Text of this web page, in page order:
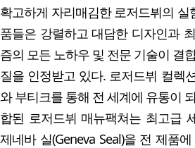
확고하게 자리매김한 로저드뷔의
품들은 강렬하고 대담한 디자인과
즘의 모든 노하우 및 전문 기술이 결
질을 인정받고 있다. 로저드뷔 컬렉
와 부티크를 통해 전 세계에 유통이
합된 로저드뷔 매뉴팩쳐는 최고급
제네바 실(Geneva Seal)을 전 제품